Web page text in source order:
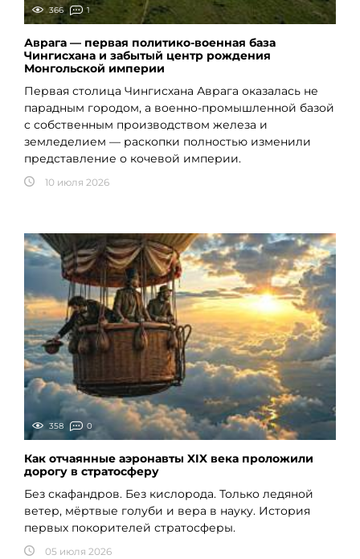
366 1
Аврага — первая политико-военная база
Чингисхана и забытый центр рождения
Монгольской империи
Первая столица Чингисхана Аврага оказалась не
парадным городом, а военно-промышленной базой
с собственным производством железа и
земледелием — раскопки полностью изменили
представление о кочевой империи.
10 июля 2026
358 0
Как отчаянные аэронавты XIX века проложили
дорогу в стратосферу
Без скафандров. Без кислорода. Только ледяной
ветер, мёртвые голуби и вера в науку. История
первых покорителей стратосферы.
05 июля 2026